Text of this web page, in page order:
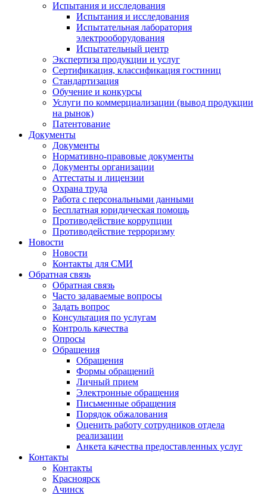
Испытания и исследования
Испытания и исследования
Испытательная лаборатория
электрооборудования
Испытательный центр
Экспертиза продукции и услуг
Сертификация, классификация гостиниц
Стандартизация
Обучение и конкурсы
Услуги по коммерциализации (вывод продукции
на рынок)
Патентование
Документы
Документы
Нормативно-правовые документы
Документы организации
Аттестаты и лицензии
Охрана труда
Работа с персональными данными
Бесплатная юридическая помощь
Противодействие коррупции
Противодействие терроризму
Новости
Новости
Контакты для СМИ
Обратная связь
Обратная связь
Часто задаваемые вопросы
Задать вопрос
Консультация по услугам
Контроль качества
Опросы
Обращения
Обращения
Формы обращений
Личный прием
Электронные обращения
Письменные обращения
Порядок обжалования
Оценить работу сотрудников отдела
реализации
Анкета качества предоставленных услуг
Контакты
Контакты
Красноярск
Ачинск